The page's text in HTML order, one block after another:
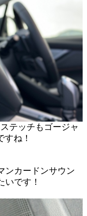
テッチもゴージャ
すね！
ンカードンサウン
いです！